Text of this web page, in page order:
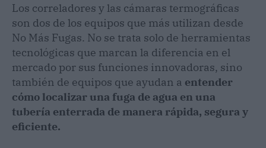
Los correladores y las cámaras termográficas
son dos de los equipos que más utilizan desde
No Más Fugas. No se trata solo de herramientas
tecnológicas que marcan la diferencia en el
mercado por sus funciones innovadoras, sino
también de equipos que ayudan a entender
cómo localizar una fuga de agua en una
tubería enterrada de manera rápida, segura y
eficiente.